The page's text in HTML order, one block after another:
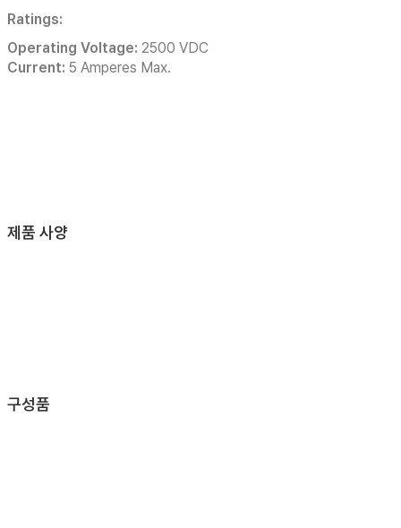
Ratings:
Operating Voltage: 2500 VDC
Current: 5 Amperes Max.
제품 사양
구성품